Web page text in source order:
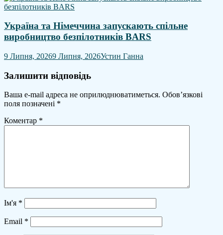
Україна та Німеччина запускають спільне
виробництво безпілотників BARS
9 Липня, 20269 Липня, 2026Устин Ганна
Залишити відповідь
Ваша e-mail адреса не оприлюднюватиметься. Обов’язкові
поля позначені *
Коментар *
Ім'я *
Email *